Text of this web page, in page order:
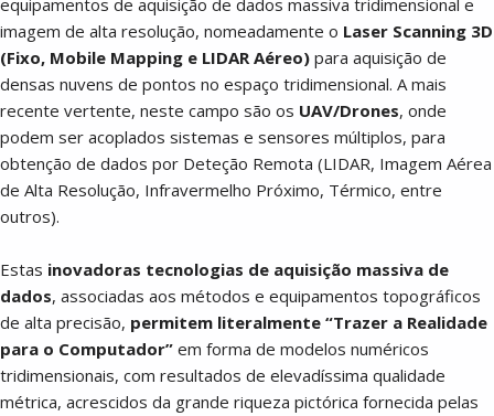
equipamentos de aquisição de dados massiva tridimensional e
imagem de alta resolução, nomeadamente o Laser Scanning 3D
(Fixo, Mobile Mapping e LIDAR Aéreo) para aquisição de
densas nuvens de pontos no espaço tridimensional. A mais
recente vertente, neste campo são os UAV/Drones, onde
podem ser acoplados sistemas e sensores múltiplos, para
obtenção de dados por Deteção Remota (LIDAR, Imagem Aérea
de Alta Resolução, Infravermelho Próximo, Térmico, entre
outros).
Estas inovadoras tecnologias de aquisição massiva de
dados, associadas aos métodos e equipamentos topográficos
de alta precisão, permitem literalmente “Trazer a Realidade
para o Computador” em forma de modelos numéricos
tridimensionais, com resultados de elevadíssima qualidade
métrica, acrescidos da grande riqueza pictórica fornecida pelas